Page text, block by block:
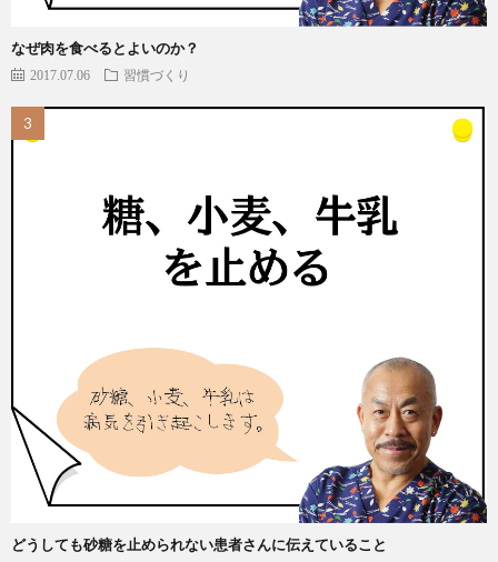
なぜ肉を食べるとよいのか？
2017.07.06 習慣づくり
どうしても砂糖を止められない患者さんに伝えていること